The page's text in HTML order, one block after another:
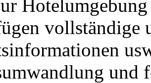
vollständige
und